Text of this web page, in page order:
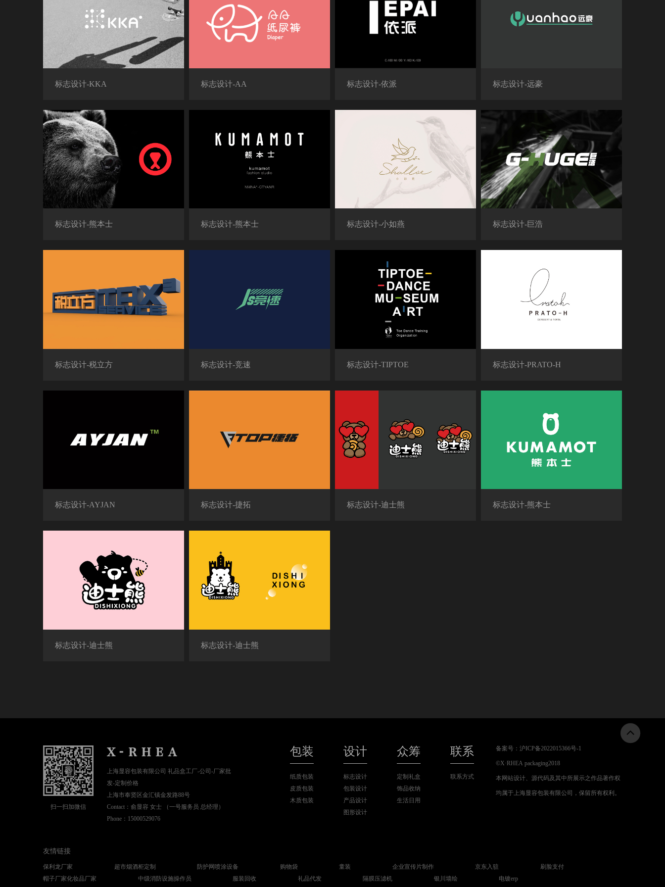
标志设计-KKA 标志设计-AA 标志设计-依派 标志设计-远豪
标志设计-熊本士 标志设计-熊本士 标志设计-小如燕 标志设计-巨浩
标志设计-税立方 标志设计-竞速 标志设计-TIPTOE 标志设计-PRATO-H
标志设计-AYJAN 标志设计-捷拓 标志设计-迪士熊 标志设计-熊本士
标志设计-迪士熊 标志设计-迪士熊
扫一扫加微信
上海显容包装有限公司 礼品盒工厂-公司-厂家批
发-定制价格
上海市奉贤区金汇镇金发路88号
Contact：俞显容 女士 （一号服务员 总经理）
Phone：15000529076
包装
纸质包装
皮质包装
木质包装
设计
标志设计
包装设计
产品设计
图形设计
众筹
定制礼盒
饰品收纳
生活日用
联系
联系方式
备案号： 沪ICP备2022015366号-1
© X·RHEA packaging2018
本网站设计、源代码及其中所展示之作品著作权
均属于上海显容包装有限公司，保留所有权利。
友情链接
保利龙厂家 超市烟酒柜定制 防护网喷涂设备 购物袋 童装 企业宣传片制作 京东入驻
刷脸支付
帽子厂家化妆品厂家 中级消防设施操作员 服装回收 礼品代发 隔膜压滤机 银川墙绘
电镀erp